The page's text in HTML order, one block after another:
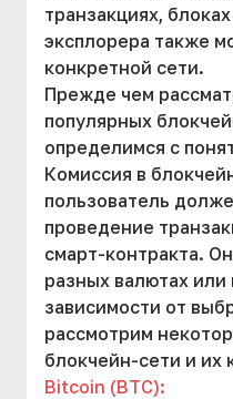
транзакциях,
эксплорера также
конкретной сети.
Прежде чем
популярных
определимся с
Комиссия в
пользователь
проведение
смарт-контракта.
разных валютах или
зависимости от
рассмотрим
блокчейн-сети и их
Bitcoin (BTC):